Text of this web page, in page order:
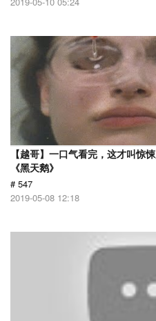
【越哥】一口气看完，这才叫惊
《黑天鹅》
# 547
2019-05-08 12:18